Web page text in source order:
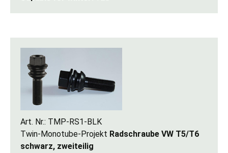
Art. Nr.: TMP-RS1-BLK
Twin-Monotube-Projekt Radschraube VW T5/T6
schwarz, zweiteilig